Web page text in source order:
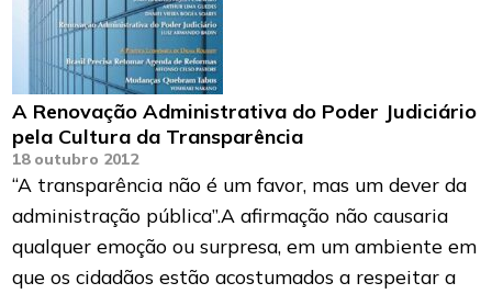
A Renovação Administrativa do Poder Judiciário
pela Cultura da Transparência
18 outubro 2012
“A transparência não é um favor, mas um dever da
administração pública”.A afirmação não causaria
qualquer emoção ou surpresa, em um ambiente em
que os cidadãos estão acostumados a respeitar a